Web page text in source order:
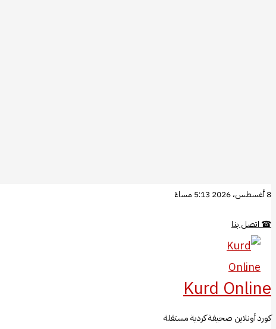
تخطي
المحتوى
8 أغسطس، 2026 5:13 مساءً
☎ اتصل بنا
Kurd Online
كورد أونلاين صحيفة كردية مستقلة